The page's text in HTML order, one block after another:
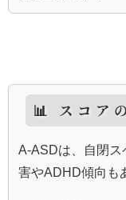
📊 スコア
A-ASDは、自閉ス
害やADHD傾向も